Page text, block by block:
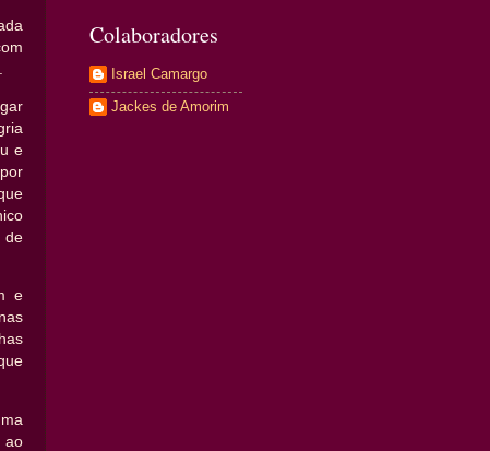
e
de
e
ao
Colaboradores
Israel Camargo
Jackes de Amorim